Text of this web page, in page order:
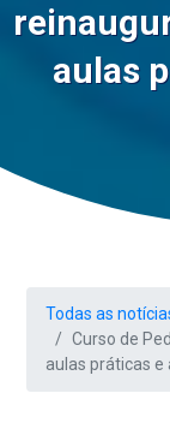
aulas
Todas as
Curso de
aulas práticas e